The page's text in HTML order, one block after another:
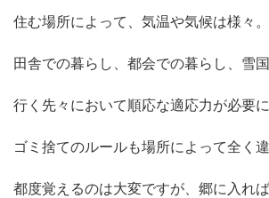
住む場所によって、気温や気候は様々。
田舎での暮らし、都会での暮らし、雪国
行く先々において順応な適応力が必要に
ゴミ捨てのルールも場所によって全く違
都度覚えるのは大変ですが、郷に入れ